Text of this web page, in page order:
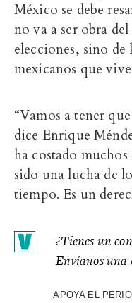
México se debe
no va a ser obra
elecciones, sino
mexicanos que
“Vamos a tener
dice Enrique
ha costado
sido una lucha de
tiempo. Es un
¿Tienes un
Envíanos una
APOYA EL